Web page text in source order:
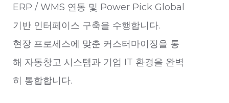
ERP / WMS 연동 및 Power Pick Global
기반 인터페이스 구축을 수행합니다.
현장 프로세스에 맞춘 커스터마이징을 통
해 자동창고 시스템과 기업 IT 환경을 완벽
히 통합합니다.